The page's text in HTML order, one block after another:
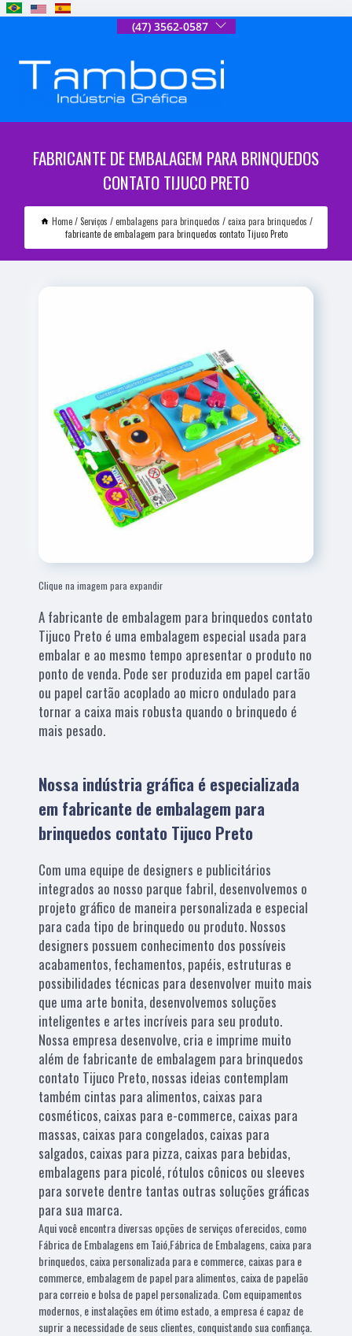
(47) 3562-0587
FABRICANTE DE EMBALAGEM PARA BRINQUEDOS
CONTATO TIJUCO PRETO
Home Serviços embalagens para brinquedos
caixa para brinquedos
fabricante de embalagem para brinquedos contato Tijuco Preto
Clique na imagem para expandir
A fabricante de embalagem para brinquedos contato
Tijuco Preto é uma embalagem especial usada para
embalar e ao mesmo tempo apresentar o produto no
ponto de venda. Pode ser produzida em papel cartão
ou papel cartão acoplado ao micro ondulado para
tornar a caixa mais robusta quando o brinquedo é
mais pesado.
Nossa indústria gráfica é especializada
em fabricante de embalagem para
brinquedos contato Tijuco Preto
Com uma equipe de designers e publicitários
integrados ao nosso parque fabril, desenvolvemos o
projeto gráfico de maneira personalizada e especial
para cada tipo de brinquedo ou produto. Nossos
designers possuem conhecimento dos possíveis
acabamentos, fechamentos, papéis, estruturas e
possibilidades técnicas para desenvolver muito mais
que uma arte bonita, desenvolvemos soluções
inteligentes e artes incríveis para seu produto.
Nossa empresa desenvolve, cria e imprime muito
além de fabricante de embalagem para brinquedos
contato Tijuco Preto, nossas ideias contemplam
também cintas para alimentos, caixas para
cosméticos, caixas para e-commerce, caixas para
massas, caixas para congelados, caixas para
salgados, caixas para pizza, caixas para bebidas,
embalagens para picolé, rótulos cônicos ou sleeves
para sorvete dentre tantas outras soluções gráficas
para sua marca.
Aqui você encontra diversas opções de serviços oferecidos, como
Fábrica de Embalagens em Taió,Fábrica de Embalagens, caixa para
brinquedos, caixa personalizada para e commerce, caixas para e
commerce, embalagem de papel para alimentos, caixa de papelão
para correio e bolsa de papel personalizada. Com equipamentos
modernos, e instalações em ótimo estado, a empresa é capaz de
suprir a necessidade de seus clientes, conquistando sua confiança.